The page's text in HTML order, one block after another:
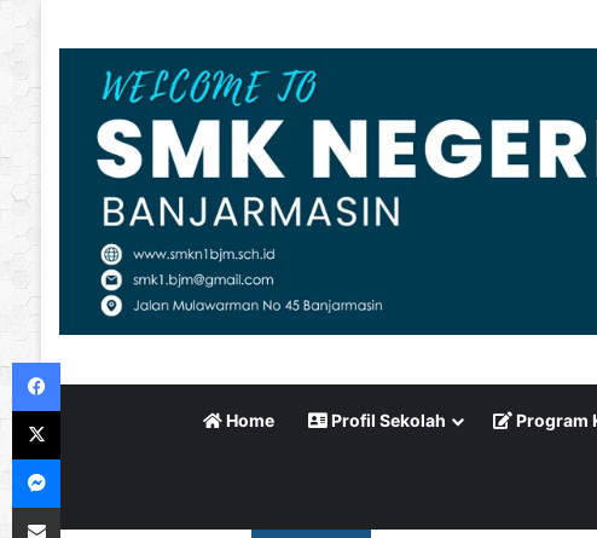
Home Profil Sekolah Program
Facebook
X
Messenger
Bagikan via Email